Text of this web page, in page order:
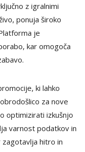
z igralnimi
ponuja široko
je
kar omogoča
ki lahko
za nove
optimizirati izkušnjo
varnost podatkov in
zagotavlja hitro in